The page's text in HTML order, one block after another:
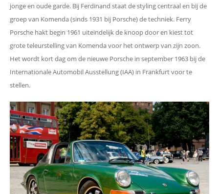
jonge en oude garde. Bij Ferdinand staat de styling centraal en bij de
groep van Komenda (sinds 1931 bij Porsche) de techniek. Ferry
Porsche hakt begin 1961 uiteindelijk de knoop door en kiest tot
grote teleurstelling van Komenda voor het ontwerp van zijn zoon.
Het wordt kort dag om de nieuwe Porsche in september 1963 bij de
Internationale Automobil Ausstellung (IAA) in Frankfurt voor te
stellen.